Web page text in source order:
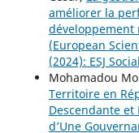
améliorer la
développement
(European
(2024): ESJ
Mohamadou
Territoire en
Descendante et
d’Une